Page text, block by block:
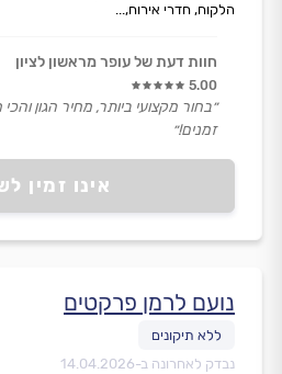
אינו זמין
הלקוח, חדרי אירוח,...
חוות דעת של עופר מראשון לציון
5.00
״בחור מקצועי ביותר, מחיר הגון
זמנים!״
נועם לרמן פרקטים
נבדק לאחרונה ב-14.04.2026